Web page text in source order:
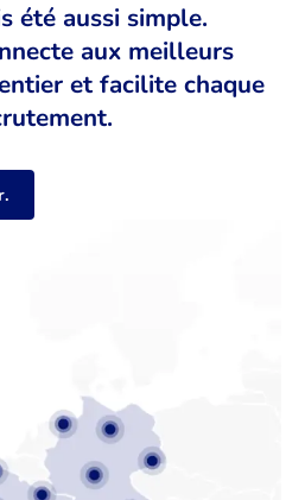
été aussi simple.
aux meilleurs
et facilite chaque